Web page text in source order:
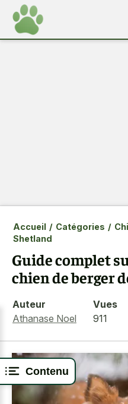
Contenu
Accueil / Catégories /
Shetland
Guide complet
chien de berger
Auteur
Athanase Noel
Vues
911